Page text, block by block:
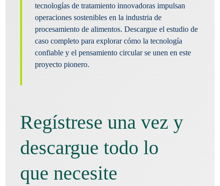
tecnologías de tratamiento innovadoras impulsan
operaciones sostenibles en la industria de
procesamiento de alimentos. Descargue el estudio de
caso completo para explorar cómo la tecnología
confiable y el pensamiento circular se unen en este
proyecto pionero.
Regístrese una vez y
descargue todo lo
que necesite